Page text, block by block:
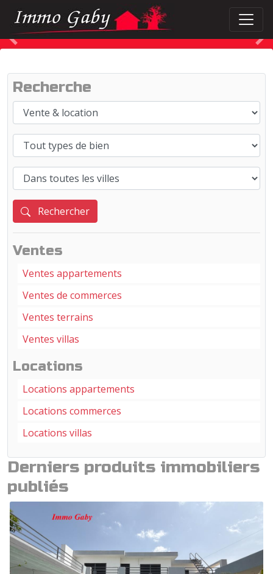
Précédent
Recherche
Rechercher
Ventes
Ventes appartements
Ventes de commerces
Ventes terrains
Ventes villas
Locations
Locations appartements
Locations commerces
Locations villas
Derniers produits immobiliers
publiés